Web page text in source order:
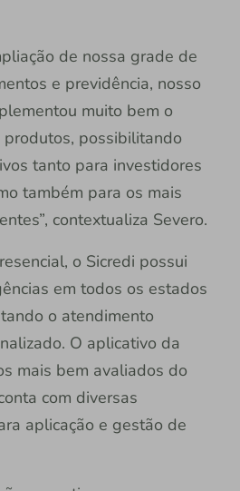
de nossa grade de
e previdência, nosso
muito bem o
possibilitando
tanto para investidores
também para os mais
contextualiza Severo.
o Sicredi possui
em todos os estados
o atendimento
O aplicativo da
mais bem avaliados do
com diversas
aplicação e gestão de